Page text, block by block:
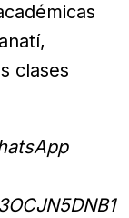
clases